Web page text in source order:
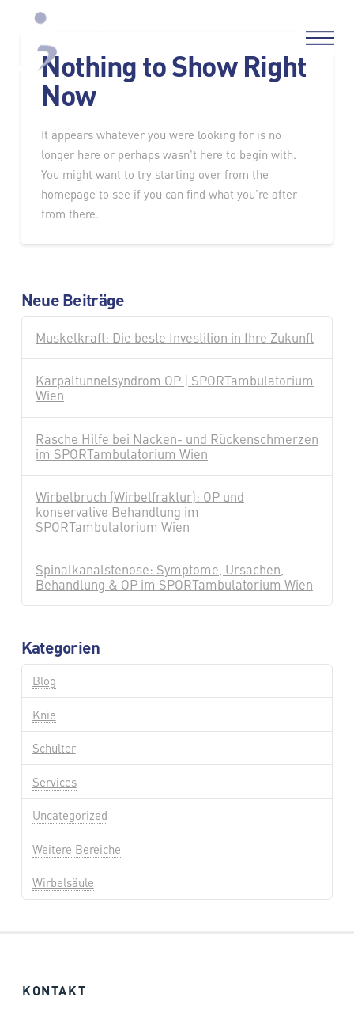
Nothing to Show Right
Now
It appears whatever you were looking for is no
longer here or perhaps wasn't here to begin with.
You might want to try starting over from the
homepage to see if you can find what you're after
from there.
Neue Beiträge
Muskelkraft: Die beste Investition in Ihre Zukunft
Karpaltunnelsyndrom OP | SPORTambulatorium
Wien
Rasche Hilfe bei Nacken- und Rückenschmerzen
im SPORTambulatorium Wien
Wirbelbruch (Wirbelfraktur): OP und
konservative Behandlung im
SPORTambulatorium Wien
Spinalkanalstenose: Symptome, Ursachen,
Behandlung & OP im SPORTambulatorium Wien
Kategorien
Blog
Knie
Schulter
Services
Uncategorized
Weitere Bereiche
Wirbelsäule
KONTAKT